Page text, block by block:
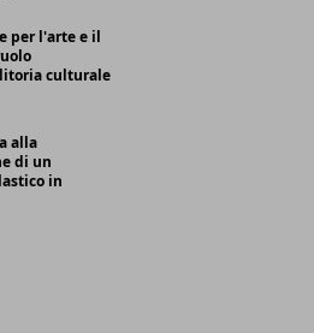
per l'arte e il
culturale
alla
di un
in